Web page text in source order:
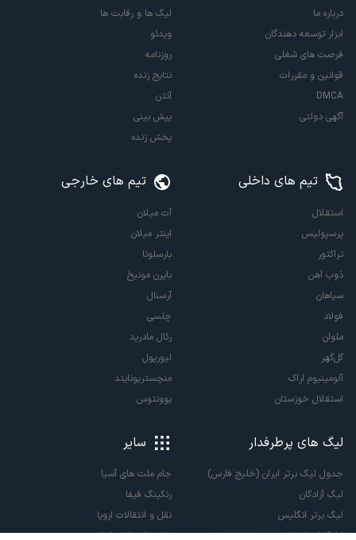
درباره ما
ابزار توسعه دهندگان
فرصت های شغلی
قوانین و مقررات
DMCA
آگهی دولتی
لیگ ها و رقابت ها
ویدئو
روزنامه
نتایج زنده
آنتن
پیش بینی
پخش زنده
تیم های داخلی
استقلال
پرسپولیس
تراکتور
ذوب آهن
سپاهان
فولاد
ملوان
گل‌گهر
آلومینیوم اراک
استقلال خوزستان
تیم های خارجی
آث میلان
اینتر میلان
بارسلونا
بایرن مونیخ
آرسنال
چلسی
رئال مادرید
لیورپول
منچستریونایتد
یوونتوس
لیگ های پرطرفدار
جدول لیگ برتر ایران (خلیج فارس)
لیگ آزادگان
لیگ برتر انگلیس
لالیگا اسپانیا
سایر
جام ملت های آسیا
رنکینگ فیفا
نقل و انتقالات اروپا
نقل و انتقالات ایران